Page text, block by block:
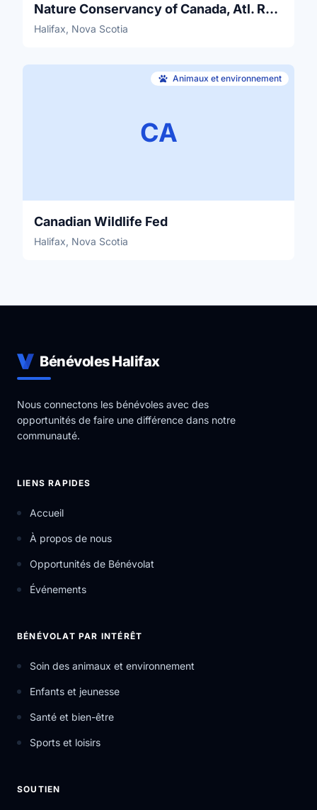
Nature Conservancy of Canada, Atl. Region
Halifax, Nova Scotia
CA
Animaux et environnement
Canadian Wildlife Fed
Halifax, Nova Scotia
Bénévoles Halifax
Nous connectons les bénévoles avec des
opportunités de faire une différence dans notre
communauté.
LIENS RAPIDES
Accueil
À propos de nous
Opportunités de Bénévolat
Événements
BÉNÉVOLAT PAR INTÉRÊT
Soin des animaux et environnement
Enfants et jeunesse
Santé et bien-être
Sports et loisirs
SOUTIEN